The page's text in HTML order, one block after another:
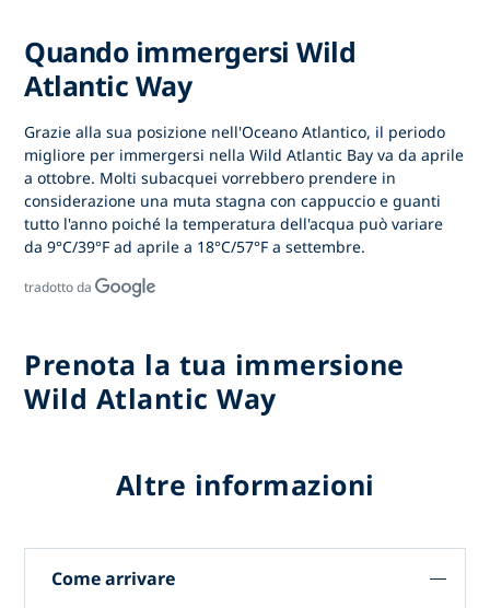
Quando immergersi Wild
Atlantic Way
Grazie alla sua posizione nell'Oceano Atlantico, il periodo
migliore per immergersi nella Wild Atlantic Bay va da aprile
a ottobre. Molti subacquei vorrebbero prendere in
considerazione una muta stagna con cappuccio e guanti
tutto l'anno poiché la temperatura dell'acqua può variare
da 9°C/39°F ad aprile a 18°C/57°F a settembre.
tradotto da
Prenota la tua immersione
Wild Atlantic Way
Altre informazioni
Come arrivare